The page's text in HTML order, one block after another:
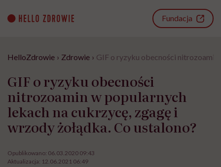
content
Fundacja
HelloZdrowie › Zdrowie › GIF o ryzyku obecności nitrozoamin
GIF o ryzyku obecności
nitrozoamin w popularnych
lekach na cukrzycę, zgagę i
wrzody żołądka. Co ustalono?
Opublikowano: 06.03.2020 09:43
Aktualizacja: 12.06.2021 06:49